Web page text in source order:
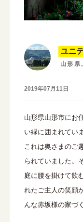
ユニ
山形県
2019年07月11日
山形県山形市にお
い緑に囲まれてい
これは奥さまのご
られていました。
庭に腰を掛けて飲
れたご主人の笑顔
んな赤坂様の家づ